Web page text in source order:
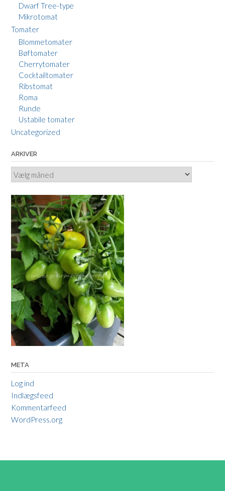
Dwarf Tree-type
Mikrotomat
Tomater
Blommetomater
Bøftomater
Cherrytomater
Cocktailtomater
Ribstomat
Roma
Runde
Ustabile tomater
Uncategorized
ARKIVER
Arkiver
META
Log ind
Indlægsfeed
Kommentarfeed
WordPress.org